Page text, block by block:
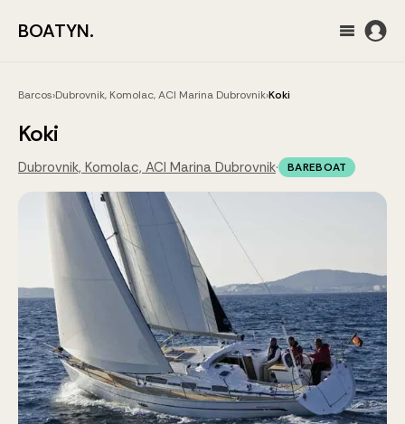
BOATYN.
Barcos›Dubrovnik, Komolac, ACI Marina Dubrovnik›Koki
Koki
Dubrovnik, Komolac, ACI Marina Dubrovnik· BAREBOAT